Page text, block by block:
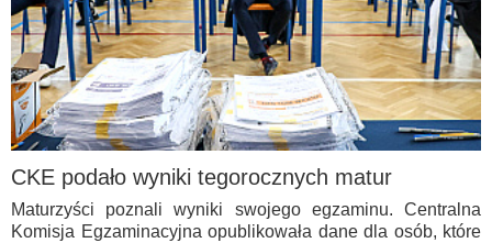
CKE podało wyniki tegorocznych matur
Maturzyści poznali wyniki swojego egzaminu. Centralna
Komisja Egzaminacyjna opublikowała dane dla osób, które